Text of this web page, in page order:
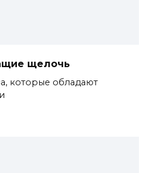
щелочь
которые обладают